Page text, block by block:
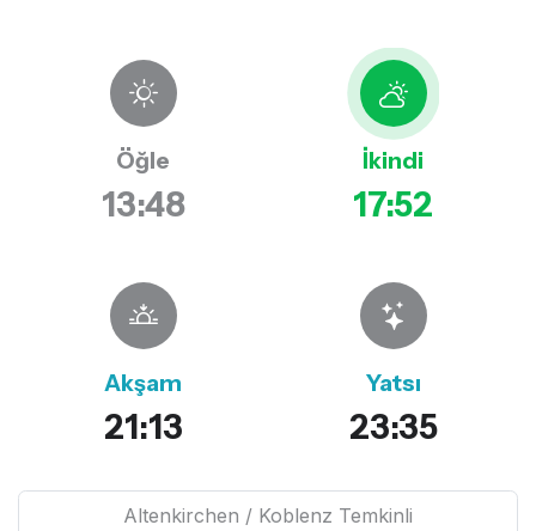
Öğle
13:48
İkindi
17:52
Akşam
21:13
Yatsı
23:35
Altenkirchen / Koblenz Temkinli